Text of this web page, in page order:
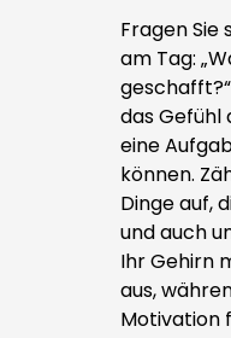
Fragen Sie
am Tag:
das Gefühl
eine
können.
Dinge auf,
und auch
Ihr Gehirn
aus,
Motivation